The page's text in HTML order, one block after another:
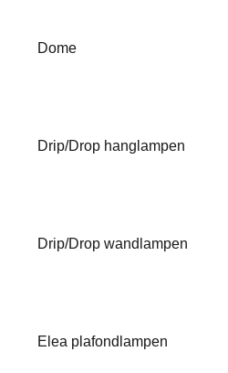
Dome
Drip/Drop hanglampen
Drip/Drop wandlampen
Elea plafondlampen